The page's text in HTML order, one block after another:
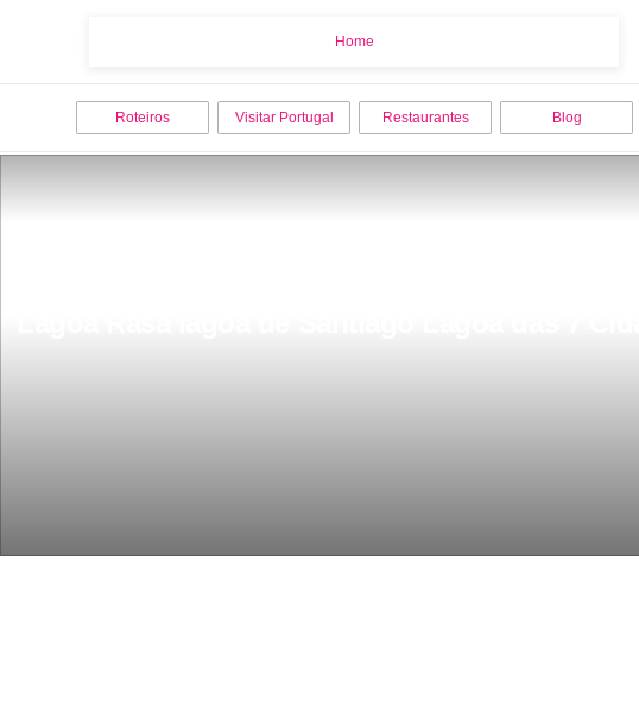
Home
Roteiros Visitar Portugal Restaurantes Blog